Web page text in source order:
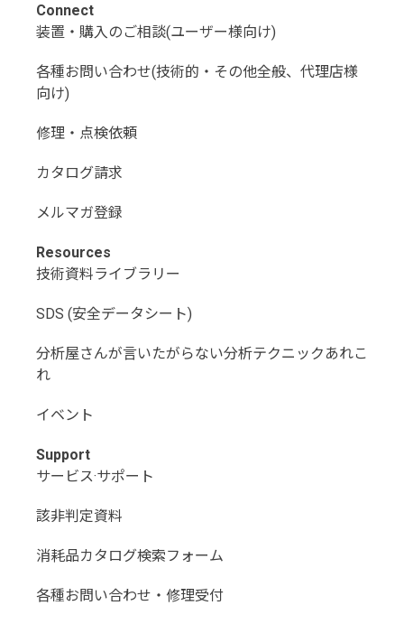
Connect
装置・購入のご相談(ユーザー様向け)
各種お問い合わせ(技術的・その他全般、代理店様
向け)
修理・点検依頼
カタログ請求
メルマガ登録
Resources
技術資料ライブラリー
SDS (安全データシート)
分析屋さんが言いたがらない分析テクニックあれこ
れ
イベント
Support
サービス·サポート
該非判定資料
消耗品カタログ検索フォーム
各種お問い合わせ・修理受付